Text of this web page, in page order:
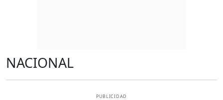
NACIONAL
PUBLICIDAD